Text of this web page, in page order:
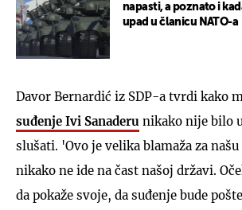
napasti, a poznato i
upad u članicu NATO-a
Davor Bernardić iz SDP-a tvrdi kako
suđenje Ivi Sanaderu nikako nije bilo
slušati. 'Ovo je velika blamaža za
nikako ne ide na čast našoj državi.
da pokaže svoje, da suđenje bude